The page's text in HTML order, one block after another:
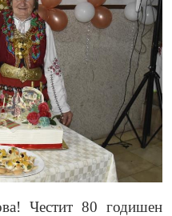
Честит 80 годишен